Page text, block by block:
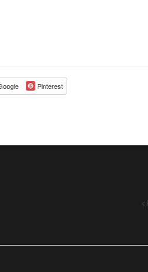
Pinterest